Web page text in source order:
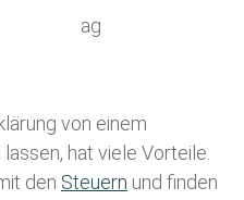
ag
von einem
hat viele Vorteile.
den Steuern und finden